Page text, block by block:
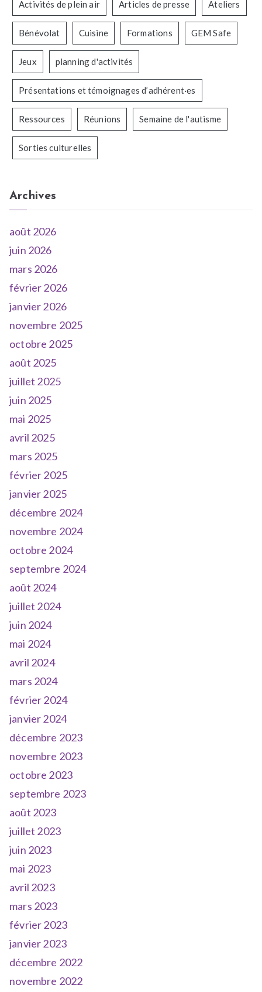
Activités de plein air Articles de presse Ateliers
Bénévolat Cuisine Formations GEM Safe
Jeux planning d'activités
Présentations et témoignages d’adhérent·es
Ressources Réunions Semaine de l'autisme
Sorties culturelles
Archives
août 2026
juin 2026
mars 2026
février 2026
janvier 2026
novembre 2025
octobre 2025
août 2025
juillet 2025
juin 2025
mai 2025
avril 2025
mars 2025
février 2025
janvier 2025
décembre 2024
novembre 2024
octobre 2024
septembre 2024
août 2024
juillet 2024
juin 2024
mai 2024
avril 2024
mars 2024
février 2024
janvier 2024
décembre 2023
novembre 2023
octobre 2023
septembre 2023
août 2023
juillet 2023
juin 2023
mai 2023
avril 2023
mars 2023
février 2023
janvier 2023
décembre 2022
novembre 2022